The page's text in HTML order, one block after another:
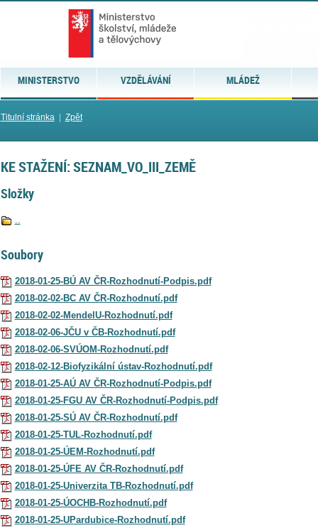
MINISTERSTVO VZDĚLÁVÁNÍ MLÁDEŽ
Titulní stránka| Zpět
KE STAŽENÍ: SEZNAM_VO_III_ZEMĚ
Složky
..
Soubory
2018-01-25-BÚ AV ČR-Rozhodnutí-Podpis.pdf
2018-02-02-BC AV ČR-Rozhodnutí.pdf
2018-02-02-MendelU-Rozhodnutí.pdf
2018-02-06-JČU v ČB-Rozhodnutí.pdf
2018-02-06-SVÚOM-Rozhodnutí.pdf
2018-02-12-Biofyzikální ústav-Rozhodnutí.pdf
2018-01-25-AÚ AV ČR-Rozhodnutí-Podpis.pdf
2018-01-25-FGU AV ČR-Rozhodnutí-Podpis.pdf
2018-01-25-SÚ AV ČR-Rozhodnutí.pdf
2018-01-25-TUL-Rozhodnutí.pdf
2018-01-25-ÚEM-Rozhodnutí.pdf
2018-01-25-ÚFE AV ČR-Rozhodnutí.pdf
2018-01-25-Univerzita TB-Rozhodnutí.pdf
2018-01-25-ÚOCHB-Rozhodnutí.pdf
2018-01-25-UPardubice-Rozhodnutí.pdf